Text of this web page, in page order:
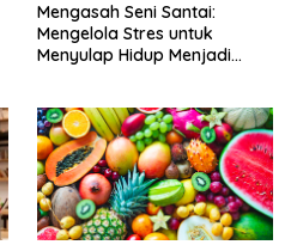
Mengasah Seni Santai:
Mengelola Stres untuk
Menyulap Hidup Menjadi